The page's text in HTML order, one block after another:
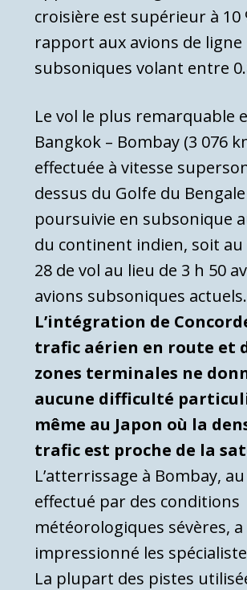
croisière est supérieur à 10
rapport aux avions de ligne
subsoniques volant entre
Le vol le plus remarquable
Bangkok – Bombay (3 076
effectuée à vitesse
dessus du Golfe du
poursuivie en subsonique
du continent indien, soit au
28 de vol au lieu de 3 h 50
avions subsoniques actuels.
L’intégration de
trafic aérien en route et
zones terminales ne
aucune difficulté
même au Japon où la
trafic est proche de la
L’atterrissage à Bombay,
effectué par des conditions
météorologiques sévères, a
impressionné les
La plupart des pistes